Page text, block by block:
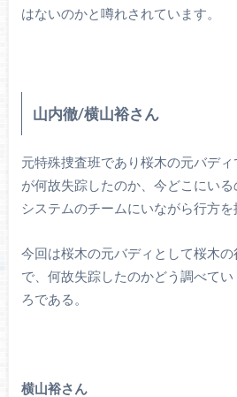
はないのかと噂れされています。
山内徹/横山裕さん
元特殊捜査班であり桜木の元バデ
が何故失踪したのか、今どこにい
システムのチームにいながら行方を
今回は桜木の元バディとして桜木
で、何故失踪したのかどう調べて
ろである。
横山裕さん